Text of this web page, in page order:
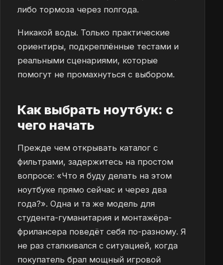
либо тормоза через полгода.
Никакой воды. Только практические
ориентиры, подкреплённые тестами и
реальными сценариями, которые
помогут не промахнуться с выбором.
Как выбрать ноутбук: с
чего начать
Прежде чем открывать каталог с
фильтрами, задержитесь на простом
вопросе: «Что я буду делать на этом
ноутбуке прямо сейчас и через два
года?». Одна и та же модель для
студента-гуманитария и монтажёра-
фрилансера поведёт себя по-разному. Я
не раз сталкивался с ситуацией, когда
покупатель брал мощный игровой